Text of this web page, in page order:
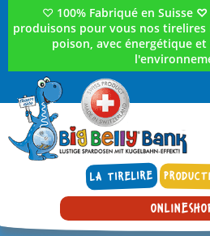
♡ 100% Fabriqué en Suisse ♡
produisons pour vous nos tirelires
poison, avec énergétique
LA TIRELIRE